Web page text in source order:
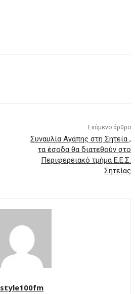
Επόμενο άρθρο
Συναυλία Αγάπης στη Σητεία ,
τα έσοδα θα διατεθούν στο
Περιφερειακό τμήμα Ε.Ε.Σ.
Σητείας
style100fm